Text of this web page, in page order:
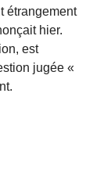
étrangement
hier.
est
jugée «